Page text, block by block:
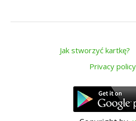
Jak stworzyć kartkę?
Privacy policy